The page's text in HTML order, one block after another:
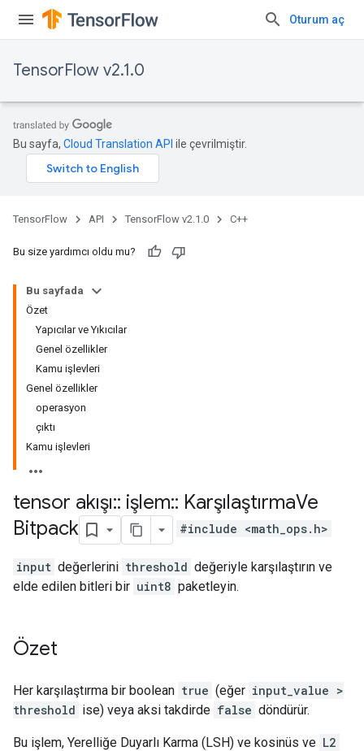
Oturum aç
TensorFlow v2.1.0
Bu sayfa, Cloud Translation API ile çevrilmiştir.
TensorFlow API TensorFlow v2.1.0 C++
Bu size yardımcı oldu mu?
Bu sayfada
Özet
Yapıcılar ve Yıkıcılar
Genel özellikler
Kamu işlevleri
Genel özellikler
operasyon
çıktı
Kamu işlevleri
tensor akışı:: işlem:: KarşılaştırmaVe
Bitpack
#include <math_ops.h>
input değerlerini threshold değeriyle karşılaştırın ve
elde edilen bitleri bir uint8 paketleyin.
Özet
Her karşılaştırma bir boolean true (eğer input_value >
threshold ise) veya aksi takdirde false döndürür.
Bu işlem, Yerelliğe Duyarlı Karma (LSH) ve kosinüs ve L2